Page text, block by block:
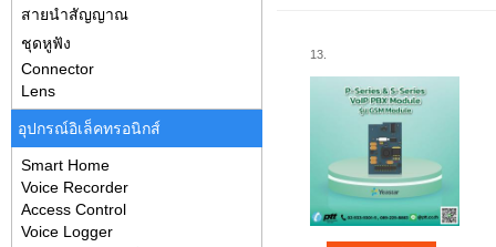
13.
สายนำสัญญาณ
ชุดหูฟัง
Connector
Lens
อุปกรณ์อิเล็คทรอนิกส์
Smart Home
Voice Recorder
Access Control
Voice Logger